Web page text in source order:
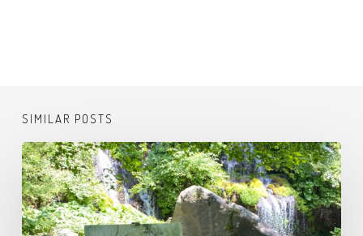
SIMILAR POSTS
吐
竜
の
滝